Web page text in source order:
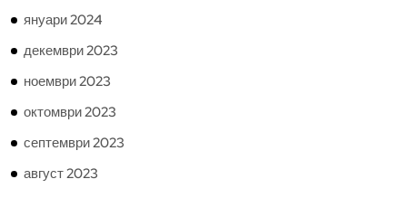
януари 2024
декември 2023
ноември 2023
октомври 2023
септември 2023
август 2023